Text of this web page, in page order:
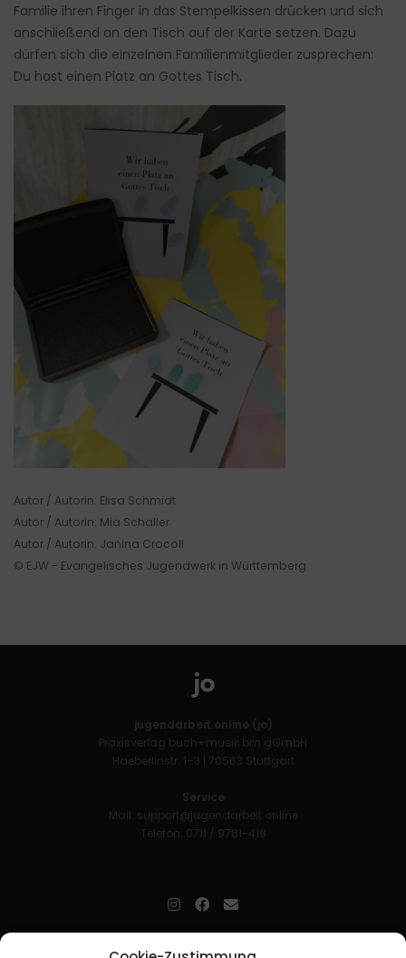
Familie ihren Finger in das Stempelkissen drücken und sich
anschließend an den Tisch auf der Karte setzen. Dazu
dürfen sich die einzelnen Familienmitglieder zusprechen:
Du hast einen Platz an Gottes Tisch.
Autor / Autorin: Elisa Schmidt
Autor / Autorin: Mia Schaller
Autor / Autorin: Janina Crocoll
© EJW - Evangelisches Jugendwerk in Württemberg
jugendarbeit.online (jo)
Praxisverlag buch+musik bm gGmbH
Haeberlinstr. 1–3 | 70563 Stuttgart
Service
Mail: support@jugendarbeit.online
Telefon: 0711 / 9781-419